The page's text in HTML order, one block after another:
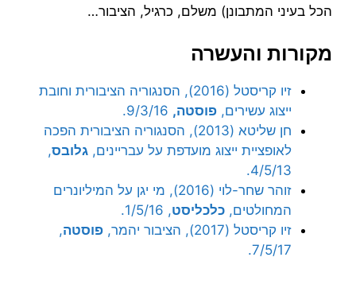
הכל בעיני המתבונן) משלם, כרגיל, הציבור…
מקורות והעשרה
זיו קריסטל (2016), הסנגוריה הציבורית וחובת
ייצוג עשירים, פוסטה,
חן שליטא (2013), הסנגוריה הציבורית הפכה
לאופציית ייצוג מועדפת על עבריינים, גלובס,
4/5/13.
זוהר שחר-לוי (2016), מי יגן על המיליונרים
המחולטים, כלכליסט, 1/5/16.
זיו קריסטל (2017), הציבור יהמר,
פוסטה,
7/5/17.